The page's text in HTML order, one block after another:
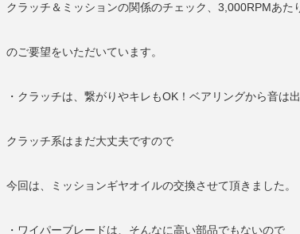
クラッチ＆ミッションの関係のチェック、3,000RPMあ
のご要望をいただいています。
・クラッチは、繋がりやキレもOK！ベアリングから音は
クラッチ系はまだ大丈夫ですので
今回は、ミッションギヤオイルの交換させて頂きました。
・ワイパーブレードは、そんなに高い部品でもないので